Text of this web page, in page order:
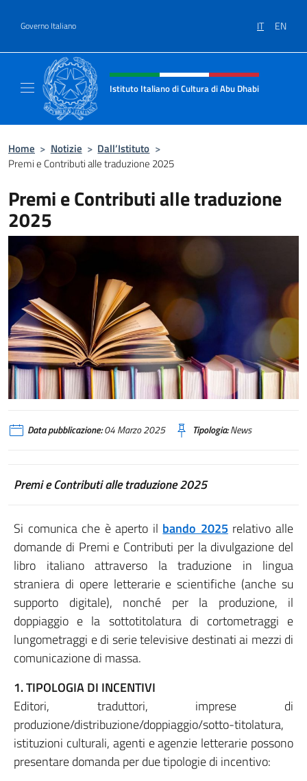
Governo Italiano IT EN
Intestazione sito, social e menù
Istituto Italiano di Cultura di Abu Dhabi
Home > Notizie > Dall’Istituto >
Premi e Contributi alle traduzione 2025
Premi e Contributi alle traduzione
2025
Data pubblicazione:04 Marzo 2025 Tipologia:News
Premi e Contributi alle traduzione 2025
Si comunica che è aperto ilbando 2025relativo alle
domande di Premi e Contributi per la divulgazione del
libro italiano attraverso la traduzione in lingua
straniera di opere letterarie e scientifiche (anche su
supporto digitale), nonché per la produzione, il
doppiaggio e la sottotitolatura di cortometraggi e
lungometraggi e di serie televisive destinati ai mezzi di
comunicazione di massa.
1. TIPOLOGIA DI INCENTIVI
Editori, traduttori, imprese di
produzione/distribuzione/doppiaggio/sotto-titolatura,
istituzioni culturali, agenti e agenzie letterarie possono
presentare domanda per due tipologie di incentivo: